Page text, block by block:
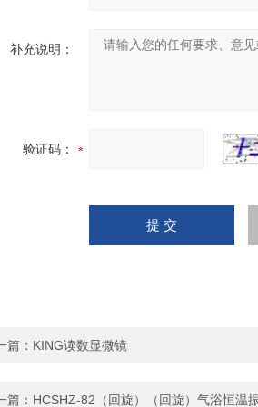
补充说明：
验证码：
篇： KING读数显微镜
篇： HCSHZ-82（回旋）（回旋）气浴恒温